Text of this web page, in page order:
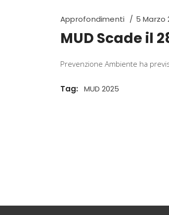
Approfondimenti 5 Marzo
MUD Scade il
Prevenzione Ambiente ha
Tag: MUD 2025